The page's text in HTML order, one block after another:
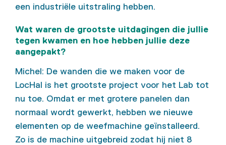
een industriële uitstraling hebben.
Wat waren de grootste uitdagingen die jullie
tegen kwamen en hoe hebben jullie deze
aangepakt?
Michel: De wanden die we maken voor de
LocHal is het grootste project voor het Lab tot
nu toe. Omdat er met grotere panelen dan
normaal wordt gewerkt, hebben we nieuwe
elementen op de weefmachine geïnstalleerd.
Zo is de machine uitgebreid zodat hij niet 8